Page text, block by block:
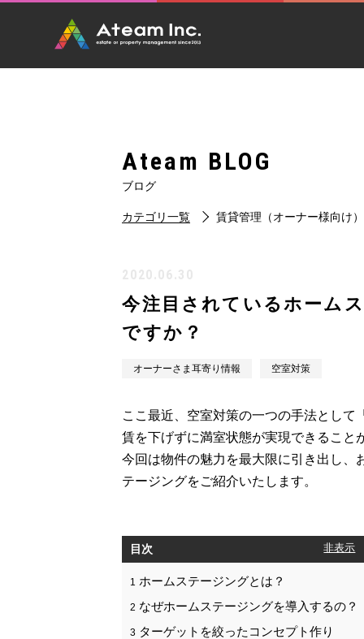
Ateam BLOG
ブログ
カテゴリ一覧 賃貸管理（オーナー様向け）
今注目されているホーム
ですか？
オーナーさま耳寄り情報 空室対策
ここ最近、空室対策の一つの手法とし
賃を下げずに満室状態が実現できるこ
今回は物件の魅力を最大限に引き出し
テージングをご紹介いたします。
目次 [非表示
1 ホームステージングとは？
2 なぜホームステージングを導入するの？
3 ターゲットを絞ったコンセプト作り